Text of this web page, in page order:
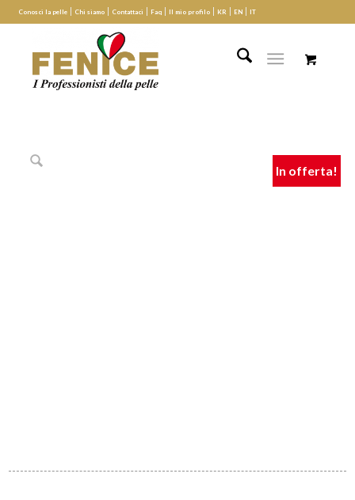
Conosci la pelle Chi siamo Contattaci Faq Il mio profilo KR EN IT
In offerta!